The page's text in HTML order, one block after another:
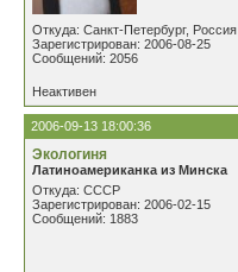
Откуда: Санкт-Петербург, Россия
Зарегистрирован: 2006-08-25
Сообщений: 2056
Неактивен
2006-09-13 18:00:36
Экологиня
Латиноамериканка из Минска
Откуда: СССР
Зарегистрирован: 2006-02-15
Сообщений: 1883